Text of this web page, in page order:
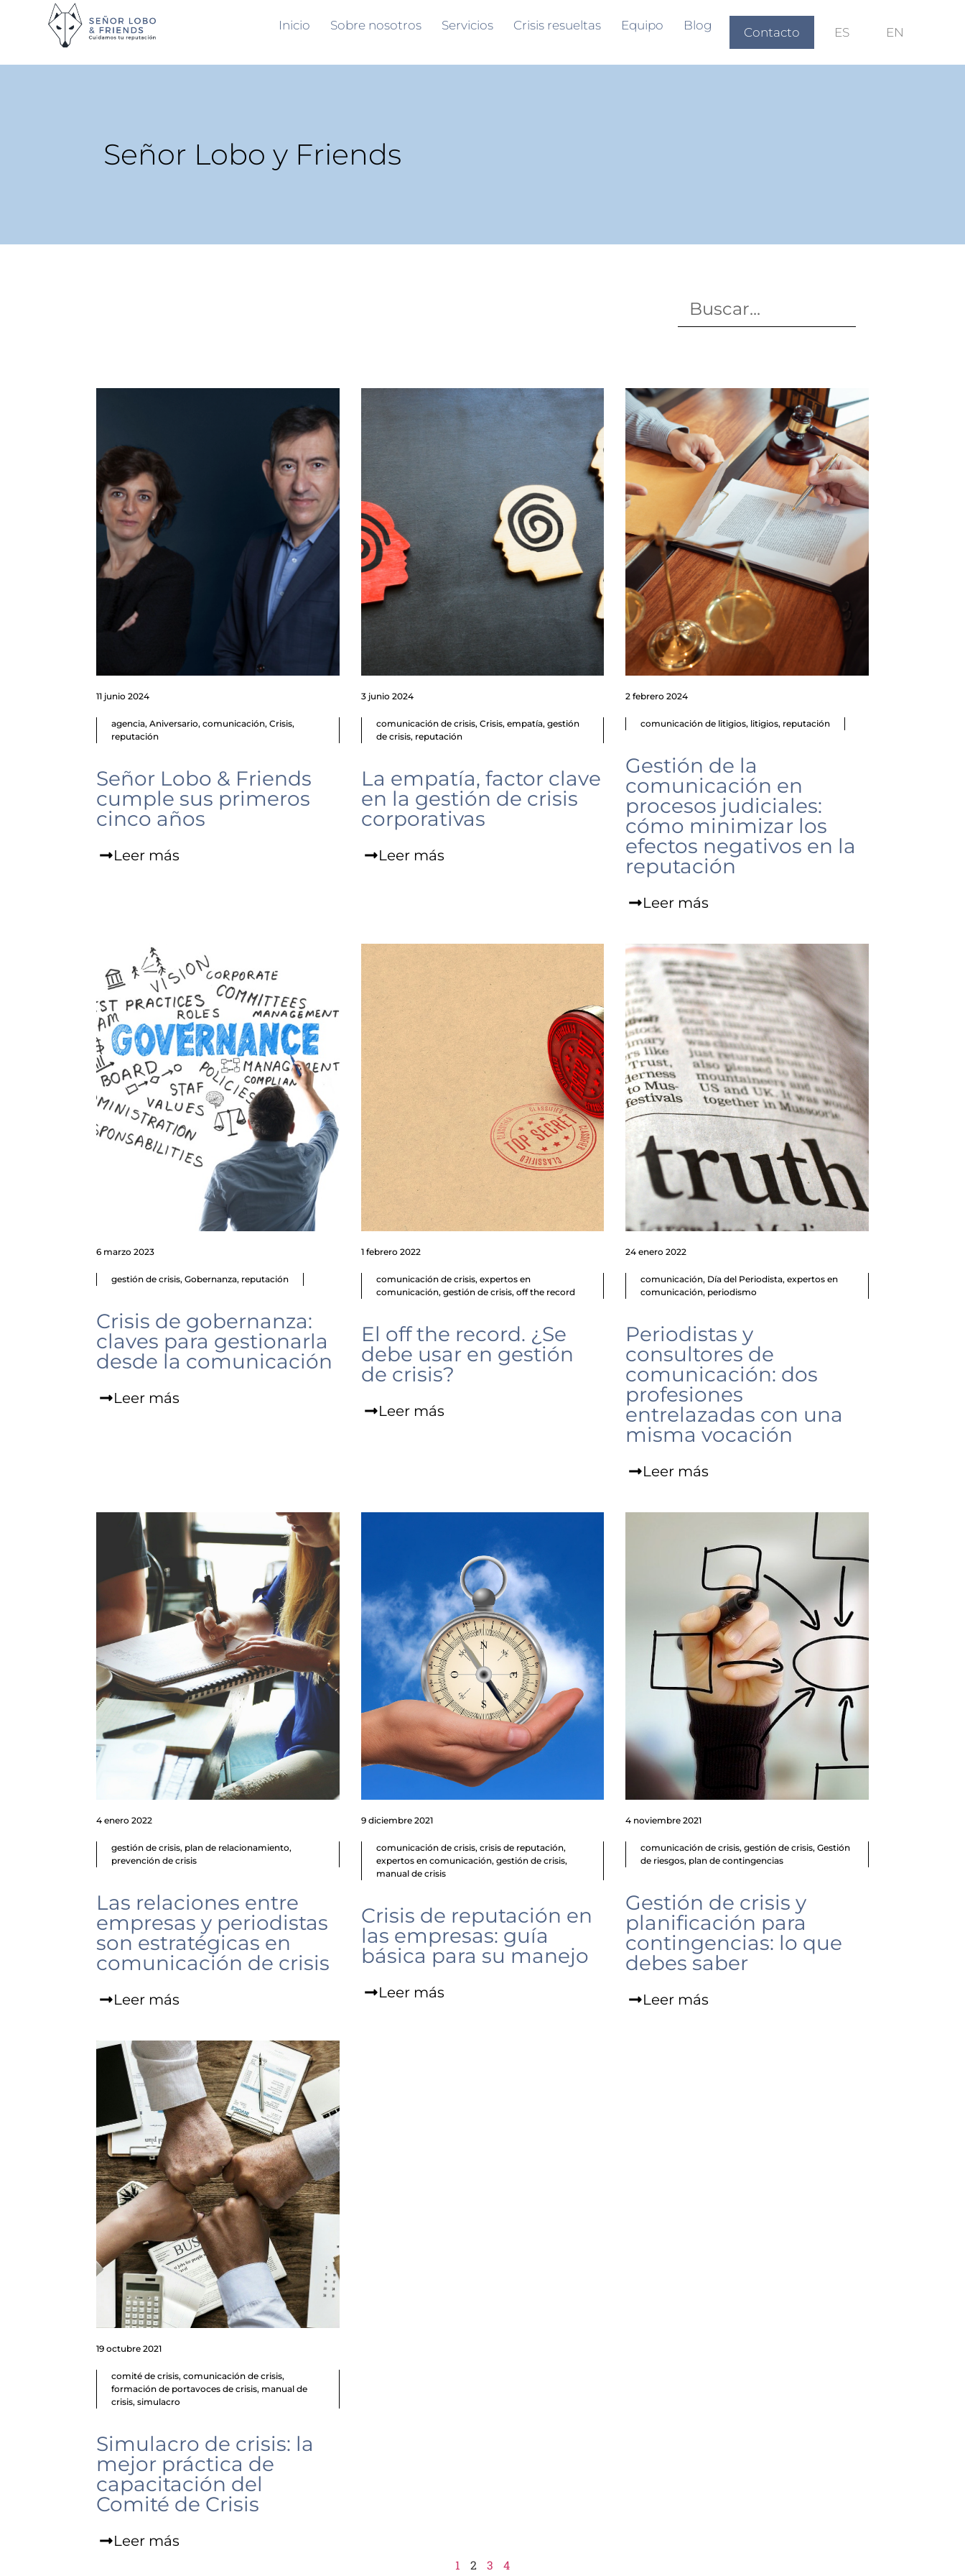
Inicio Sobre nosotros Servicios Crisis resueltas Equipo Blog Contacto ES EN
Señor Lobo y Friends
11 junio 2024
agencia,Aniversario,comunicación,Crisis,
reputación
Señor Lobo & Friends
cumple sus primeros
cinco años
Leer más
3 junio 2024
comunicación de crisis, Crisis, empatía, gestión
de crisis, reputación
La empatía, factor clave
en la gestión de crisis
corporativas
Leer más
2 febrero 2024
comunicación de litigios, litigios, reputación
Gestión de la
comunicación en
procesos judiciales:
cómo minimizar los
efectos negativos en la
reputación
Leer más
6 marzo 2023
gestión de crisis,Gobernanza, reputación
Crisis de gobernanza:
claves para gestionarla
desde la comunicación
Leer más
1 febrero 2022
comunicación de crisis, expertos en
comunicación, gestión de crisis, off the record
El off the record. ¿Se
debe usar en gestión
de crisis?
Leer más
24 enero 2022
comunicación, Día del Periodista,expertos en
comunicación, periodismo
Periodistas y
consultores de
comunicación: dos
profesiones
entrelazadas con una
misma vocación
Leer más
4 enero 2022
gestión de crisis, plan de relacionamiento,
prevención de crisis
Las relaciones entre
empresas y periodistas
son estratégicas en
comunicación de crisis
Leer más
9 diciembre 2021
comunicación de crisis, crisis de reputación,
expertos en comunicación, gestión de crisis,
manual de crisis
Crisis de reputación en
las empresas: guía
básica para su manejo
Leer más
4 noviembre 2021
comunicación de crisis,gestión de crisis,Gestión
de riesgos, plan de contingencias
Gestión de crisis y
planificación para
contingencias: lo que
debes saber
Leer más
19 octubre 2021
comité de crisis,comunicación de crisis,
formación de portavoces de crisis, manual de
crisis,simulacro
Simulacro de crisis: la
mejor práctica de
capacitación del
Comité de Crisis
Leer más
1 2 3 4